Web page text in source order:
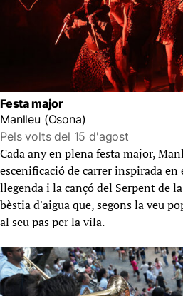
Festa major
Manlleu (Osona)
Pels volts del 15 d'agost
Cada any en plena festa major,
escenificació de carrer inspirada en
llegenda i la cançó del Serpent de
bèstia d'aigua que, segons la veu
al seu pas per la vila.